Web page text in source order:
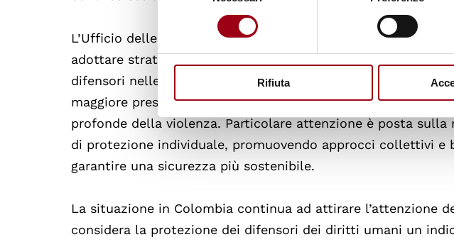
Rifiuta
L’Ufficio delle Nazioni Unite per i diritti umani ha invitato le
adottare strategie di protezione più efficaci e complete,
difensori nelle diverse regioni. Ciò include il rafforzamento
maggiore presenza istituzionale nei territori interessati e
profonde della violenza. Particolare attenzione è posta sulla
di protezione individuale, promuovendo approcci collettivi e
garantire una sicurezza più sostenibile.
La situazione in Colombia continua ad attirare l’attenzione
considera la protezione dei difensori dei diritti umani un